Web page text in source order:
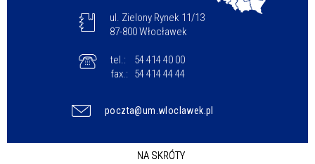
ul. Zielony Rynek 11/13
87-800 Włocławek
tel.:
54 414 40 00
fax.:
54 414 44 44
poczta@um.wloclawek.pl
NA SKRÓTY